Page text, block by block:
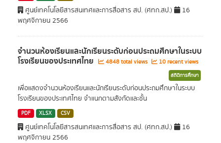
ศูนย์เทคโนโลยีสารสนเทศและการสื่อสาร สป. (ศทก.สป.)
16
พฤศจิกายน 2566
จำนวนห้องเรียนและนักเรียนระดับก่อนประถมศึกษาในระบบ
โรงเรียนของประเทศไทย 4848 total views 10 recent views
สถิติการศึกษา
เพื่อแสดงจำนวนห้องเรียนและนักเรียนระดับก่อนประถมศึกษาในระบบ
โรงเรียนของประเทศไทย จำแนกตามสังกัดและชั้น
PDF XLSX CSV
ศูนย์เทคโนโลยีสารสนเทศและการสื่อสาร สป. (ศทก.สป.)
16
พฤศจิกายน 2566